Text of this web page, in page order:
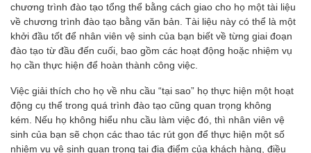
chương trình đào tạo tổng thể bằng cách giao cho họ một tài liệu
về chương trình đào tạo bằng văn bản. Tài liệu này có thể là một
khởi đầu tốt để nhân viên vệ sinh của bạn biết về từng giai đoạn
đào tạo từ đầu đến cuối, bao gồm các hoạt động hoặc nhiệm vụ
họ cần thực hiện để hoàn thành công việc.
Việc giải thích cho họ về nhu cầu “tại sao” họ thực hiện một hoạt
động cụ thể trong quá trình đào tạo cũng quan trọng không
kém. Nếu họ không hiểu nhu cầu làm việc đó, thì nhân viên vệ
sinh của bạn sẽ chọn các thao tác rút gọn để thực hiện một số
nhiệm vụ vệ sinh quan trọng tại địa điểm của khách hàng, điều